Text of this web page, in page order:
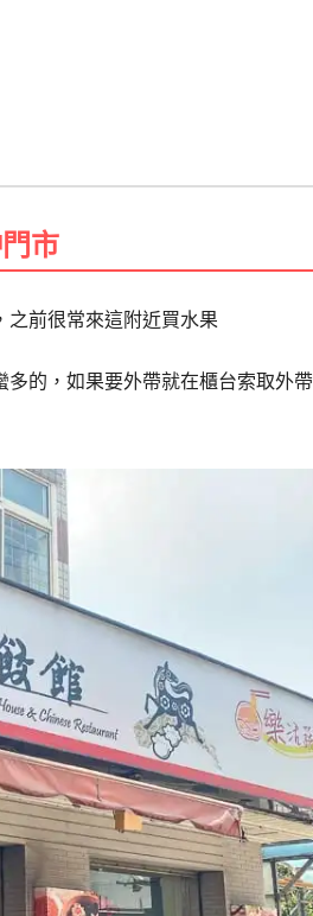
市
之前很常來這附近買水果
的，如果要外帶就在櫃台索取外帶